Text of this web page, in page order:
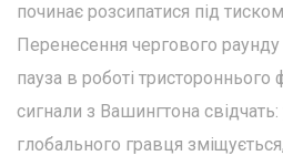
починає розсипатися під
Перенесення чергового
пауза в роботі тристороннього
сигнали з Вашингтона
глобального гравця